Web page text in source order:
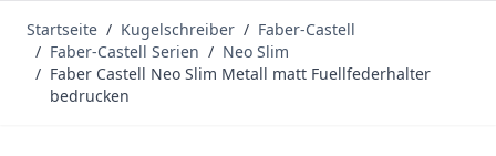
Startseite / Kugelschreiber / Faber-Castell
/ Faber-Castell Serien / Neo Slim
/ Faber Castell Neo Slim Metall matt Fuellfederhalter
bedrucken